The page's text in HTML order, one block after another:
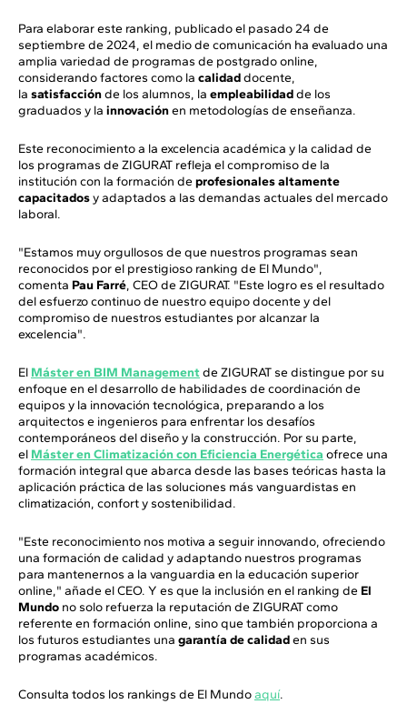
Para elaborar este ranking, publicado el pasado 24 de
septiembre de 2024, el medio de comunicación ha evaluado una
amplia variedad de programas de postgrado online,
considerando factores como la calidaddocente,
la satisfacciónde los alumnos, la empleabilidadde los
graduados y la innovaciónen metodologías de enseñanza.
Este reconocimiento a la excelencia académica y la calidad de
los programas de ZIGURAT refleja el compromiso de la
institución con la formación de profesionales altamente
capacitadosy adaptados a las demandas actuales del mercado
laboral.
"Estamos muy orgullosos de que nuestros programas sean
reconocidos por el prestigioso ranking de El Mundo",
comenta Pau Farré, CEO de ZIGURAT. "Este logro es el resultado
del esfuerzo continuo de nuestro equipo docente y del
compromiso de nuestros estudiantes por alcanzar la
excelencia".
El Máster en BIM Managementde ZIGURAT se distingue por su
enfoque en el desarrollo de habilidades de coordinación de
equipos y la innovación tecnológica, preparando a los
arquitectos e ingenieros para enfrentar los desafíos
contemporáneos del diseño y la construcción. Por su parte,
el Máster en Climatización con Eficiencia Energética ofrece una
formación integral que abarca desde las bases teóricas hasta la
aplicación práctica de las soluciones más vanguardistas en
climatización, confort y sostenibilidad.
"Este reconocimiento nos motiva a seguir innovando, ofreciendo
una formación de calidad y adaptando nuestros programas
para mantenernos a la vanguardia en la educación superior
online," añade el CEO. Y es que la inclusión en el ranking de El
Mundo no solo refuerza la reputación de ZIGURAT como
referente en formación online, sino que también proporciona a
los futuros estudiantes una garantía de calidaden sus
programas académicos.
Consulta todos los rankings de El Mundoaquí.